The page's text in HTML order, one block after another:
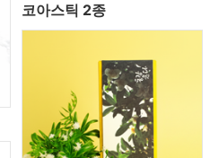
코아스틱 2종